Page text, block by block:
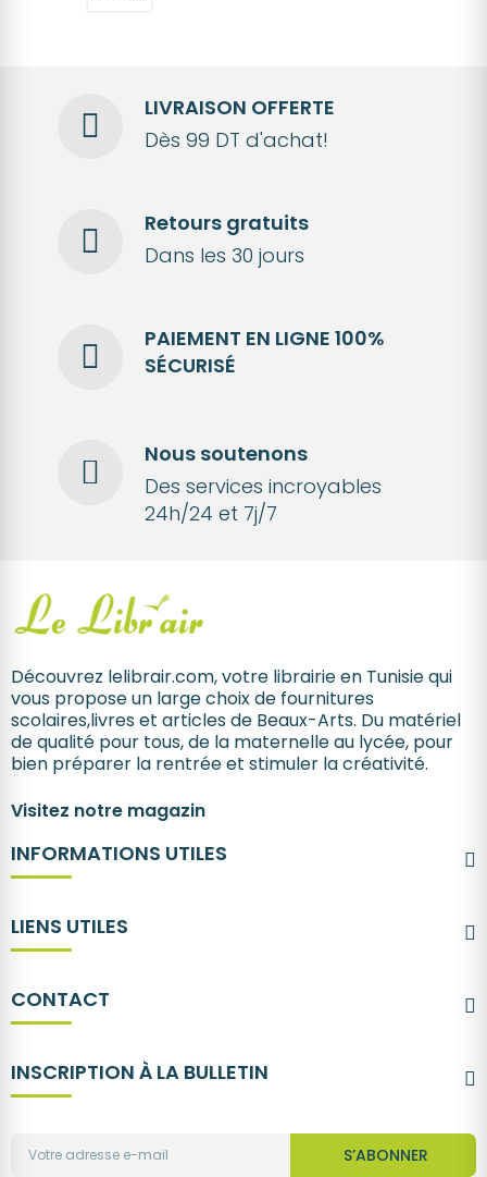
LIVRAISON OFFERTE
Dès 99 DT d'achat!
Retours gratuits
Dans les 30 jours
PAIEMENT EN LIGNE 100%
SÉCURISÉ
Nous soutenons
Des services incroyables
24h/24 et 7j/7
Découvrez lelibrair.com, votre librairie en Tunisie qui
vous propose un large choix de fournitures
scolaires,livres et articles de Beaux-Arts. Du matériel
de qualité pour tous, de la maternelle au lycée, pour
bien préparer la rentrée et stimuler la créativité.
Visitez notre magazin
INFORMATIONS UTILES
LIENS UTILES
CONTACT
INSCRIPTION À LA BULLETIN
S’ABONNER